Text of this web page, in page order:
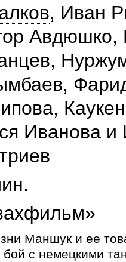
, Иван
Авдюшко,
,
,
,
Иванова и
Маншук и ее
с немецкими